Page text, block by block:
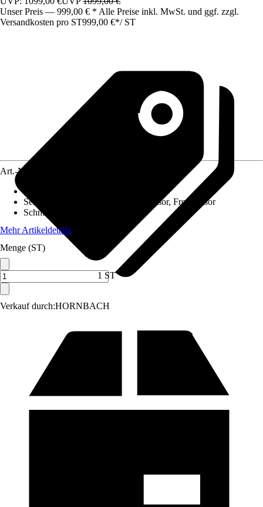
Unser Preis — 999,00 € * Alle Preise inkl. MwSt. und ggf. zzgl.
Versandkosten pro ST999,00 €*/ ST
Verkauf durch:HORNBACH
Art.-Nr.
Sensoren
Neigungssensor, Hebesensor, Frostsensor
Schnittbreite
Mehr Artikeldetails
Menge (ST)
1 ST